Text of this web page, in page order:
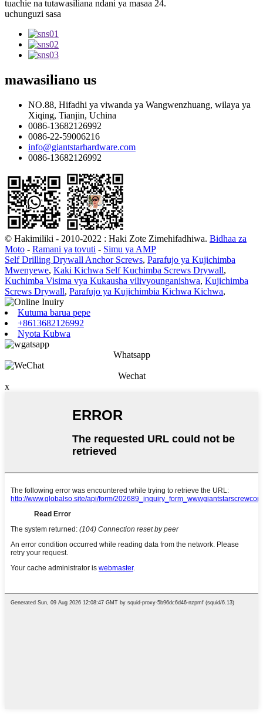
tuachie na tutawasiliana ndani ya masaa 24.
uchunguzi sasa
mawasiliano us
NO.88, Hifadhi ya viwanda ya Wangwenzhuang, wilaya ya
Xiqing, Tianjin, Uchina
0086-13682126992
0086-22-59006216
info@giantstarhardware.com
0086-13682126992
© Hakimiliki - 2010-2022 : Haki Zote Zimehifadhiwa. Bidhaa za
Moto - Ramani ya tovuti - Simu ya AMP
Self Drilling Drywall Anchor Screws, Parafujo ya Kujichimba
Mwenyewe, Kaki Kichwa Self Kuchimba Screws Drywall,
Kuchimba Visima vya Kukausha vilivyounganishwa, Kujichimba
Screws Drywall, Parafujo ya Kujichimbia Kichwa Kichwa,
Kutuma barua pepe
+8613682126992
Nyota Kubwa
Whatsapp
Wechat
x